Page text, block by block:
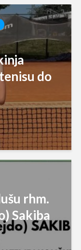
do
rhm.
Sakiba